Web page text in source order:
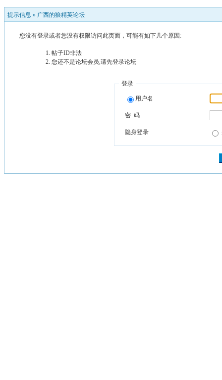
提示信息 » 广西的狼精英论坛
您没有登录或者您没有权限访问此页面，可能有如下几个原因:
帖子ID非法
您还不是论坛会员,请先登录论坛
登录
用户名
密 码
隐身登录